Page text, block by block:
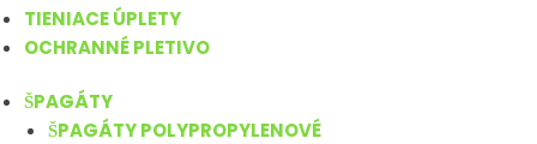
TIENIACE ÚPLETY
OCHRANNÉ PLETIVO
ŠPAGÁTY
ŠPAGÁTY POLYPROPYLENOVÉ